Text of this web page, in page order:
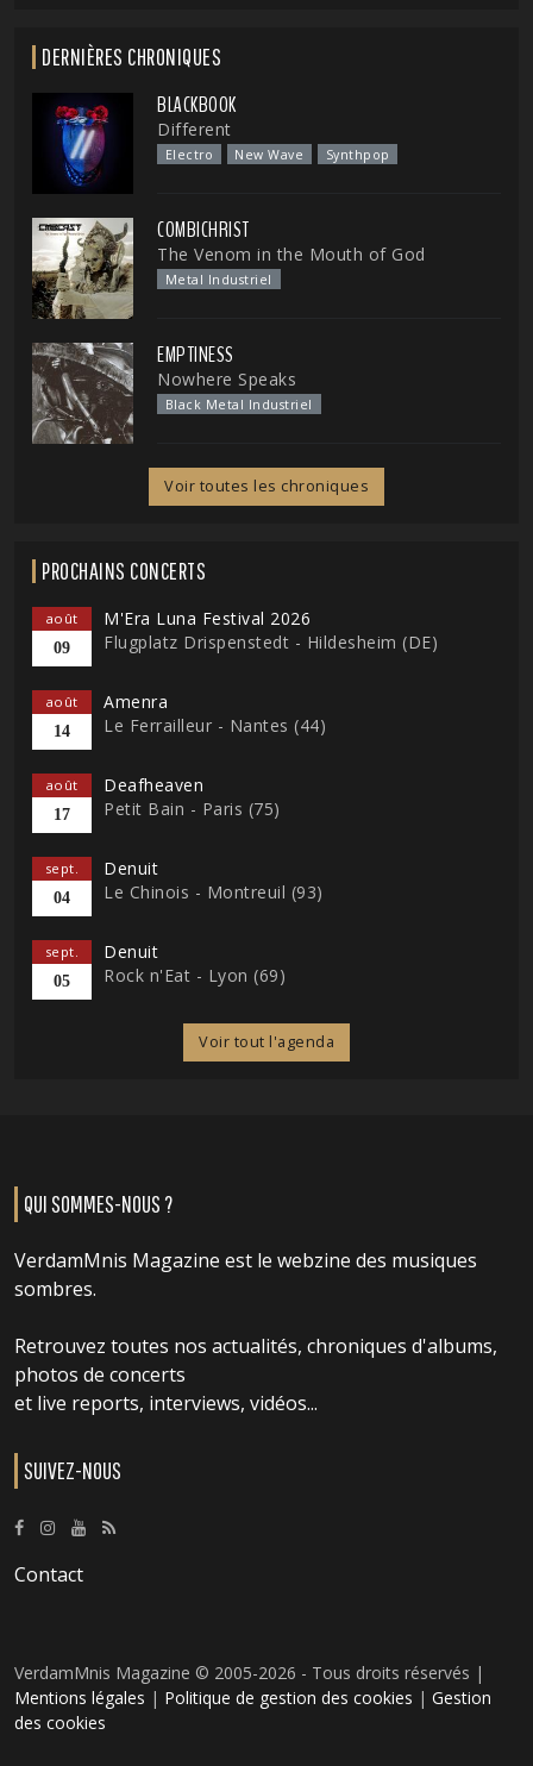
DERNIÈRES CHRONIQUES
BLACKBOOK
Different
Electro New Wave Synthpop
COMBICHRIST
The Venom in the Mouth of God
Metal Industriel
EMPTINESS
Nowhere Speaks
Black Metal Industriel
Voir toutes les chroniques
PROCHAINS CONCERTS
août
09
M'Era Luna Festival 2026
Flugplatz Drispenstedt - Hildesheim (DE)
août
14
Amenra
Le Ferrailleur - Nantes (44)
août
17
Deafheaven
Petit Bain - Paris (75)
sept.
04
Denuit
Le Chinois - Montreuil (93)
sept.
05
Denuit
Rock n'Eat - Lyon (69)
Voir tout l'agenda
QUI SOMMES-NOUS ?
VerdamMnis Magazine est le webzine des musiques
sombres.
Retrouvez toutes nos actualités, chroniques d'albums,
photos de concerts
et live reports, interviews, vidéos...
SUIVEZ-NOUS
Contact
VerdamMnis Magazine © 2005-2026 - Tous droits réservés |
Mentions légales | Politique de gestion des cookies | Gestion
des cookies